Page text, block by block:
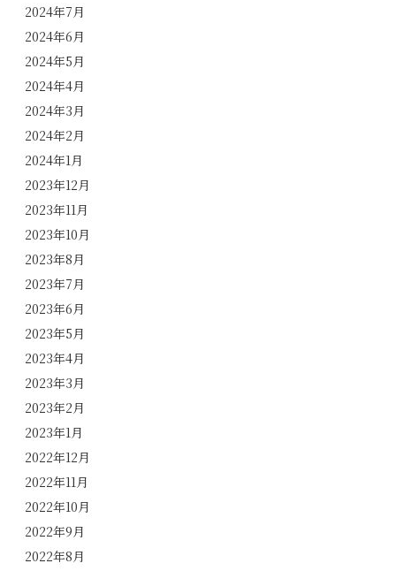
2024年7月
2024年6月
2024年5月
2024年4月
2024年3月
2024年2月
2024年1月
2023年12月
2023年11月
2023年10月
2023年8月
2023年7月
2023年6月
2023年5月
2023年4月
2023年3月
2023年2月
2023年1月
2022年12月
2022年11月
2022年10月
2022年9月
2022年8月